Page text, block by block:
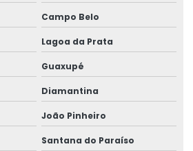
Personalizados
Etiquetas Adesivas
Campo Belo
Lagoa da Prata
Guaxupé
Diamantina
João Pinheiro
Santana do Paraíso